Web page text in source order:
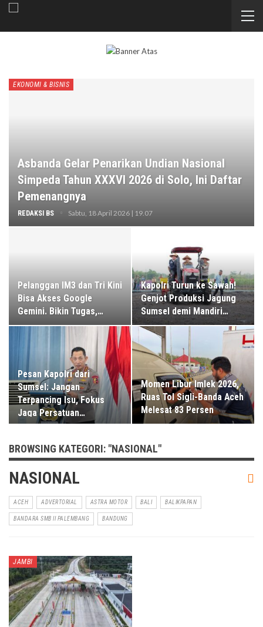
EKONOMI & BISNIS
Asbanda Gelar Penarikan Undian Nasional
Simpeda Tahun XXXVI 2026 di Solo, Ini Daftar
Pemenangnya
REDAKSI BS Sabtu, 18 April 2026 | 19.07
Pelanggan IM3 dan Tri Kini
Bisa Akses Google
Gemini. Bikin Tugas,…
Kapolri Turun ke Sawah!
Genjot Produksi Jagung
Sumsel demi Mandiri…
Pesan Kapolri dari
Sumsel: Jangan
Terpancing Isu, Fokus
Jaga Persatuan…
Momen Libur Imlek 2026,
Ruas Tol Sigli-Banda Aceh
Melesat 83 Persen
BROWSING KATEGORI: "NASIONAL"
NASIONAL
ACEH ADVERTORIAL ASTRA MOTOR BALI BALIKPAPAN
BANDARA SMB II PALEMBANG BANDUNG
JAMBI